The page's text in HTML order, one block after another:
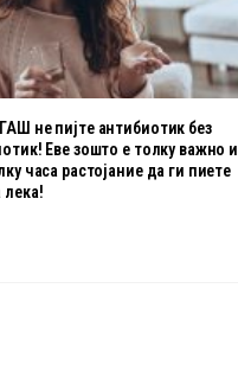
не пијте антибиотик без
Еве зошто е толку важно и
часа растојание да ги пиете
лека!